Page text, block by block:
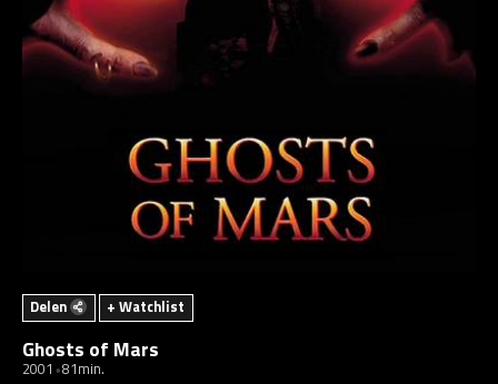
Delen + Watchlist
Ghosts of Mars
2001 81min.